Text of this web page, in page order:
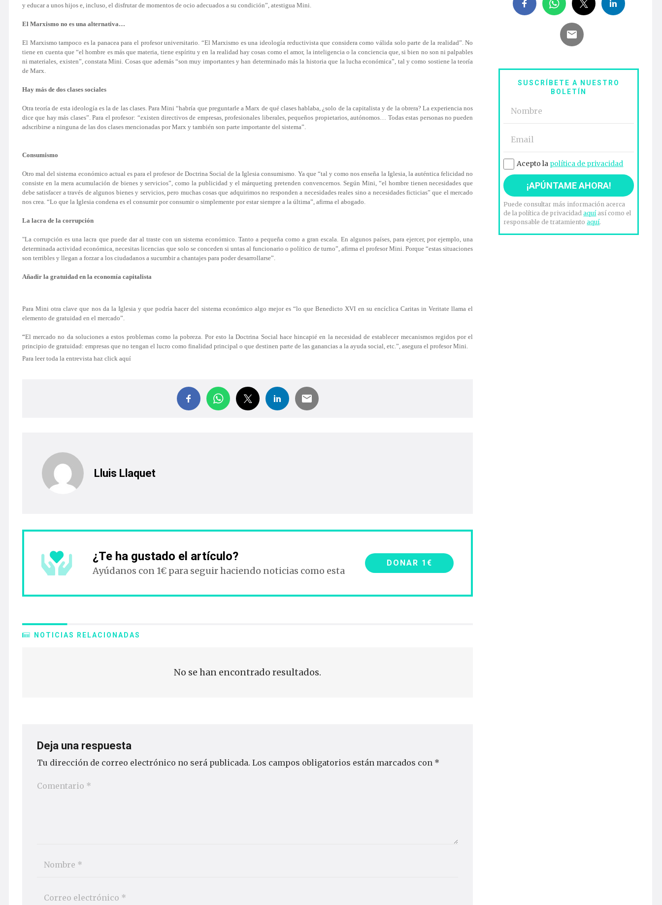
y educar a unos hijos e, incluso, el disfrutar de momentos de ocio adecuados a su condición”, atestigua Mini.
El Marxismo no es una alternativa…
El Marxismo tampoco es la panacea para el profesor universitario. “El Marxismo es unaideología reductivistaque considera como válida solo parte de la realidad”. No
tiene en cuenta que “el hombre es más que materia, tiene espíritu y en la realidad hay cosas como el amor, la inteligencia o la conciencia que, si bien no son ni palpables
ni materiales, existen”, constata Mini. Cosas que además “son muy importantes y han determinado más la historia que la lucha económica”, tal y como sostiene la teoría
de Marx.
Hay más de dos clases sociales
Otra teoría de esta ideología es la de las clases. Para Mini “habría que preguntarle a Marx de qué clases hablaba, ¿solo de la capitalista y de la obrera? La experiencia nos
dice que hay más clases”. Para el profesor: “existen directivos de empresas, profesionales liberales, pequeños propietarios, autónomos… Todas estas personas no pueden
adscribirse a ninguna de las dos clases mencionadas por Marx y también son parte importante del sistema”.
Consumismo
Otro mal del sistema económico actual es para el profesor de Doctrina Social de la Iglesia consumismo. Ya que “tal y como nos enseña la Iglesia, la auténtica felicidad no
consiste en la mera acumulación de bienes y servicios”, como la publicidad y el márqueting pretenden convencernos. Según Mini, “el hombre tienen necesidades que
debe satisfacer a través de algunos bienes y servicios, pero muchas cosas que adquirimos no responden a necesidades reales sino a necesidades ficticias” que el mercado
nos crea. “Lo que la Iglesia condena es el consumir por consumir o simplemente por estar siempre a la última”, afirma el abogado.
La lacra de la corrupción
"La corrupción es una lacra que puede dar al traste con un sistema económico. Tanto a pequeña como a gran escala. En algunos países, para ejercer, por ejemplo, una
determinada actividad económica, necesitas licencias que solo se conceden si untas al funcionario o político de turno”, afirma el profesor Mini. Porque “estas situaciones
son terribles y llegan a forzar a los ciudadanos a sucumbir a chantajes para poder desarrollarse”.
Añadir la gratuidad en la economía capitalista
Para Mini otra clave que nos da la Iglesia y que podría hacer del sistema económico algo mejor es “lo que Benedicto XVI en su encíclica Caritas in Veritate llamael
elemento de gratuidad en el mercado”.
“El mercado no da soluciones a estos problemas como la pobreza. Por esto la Doctrina Social hace hincapié en la necesidad de establecer mecanismos regidos por el
principio de gratuidad: empresas que no tengan el lucro como finalidad principal o que destinen parte de las ganancias a la ayuda social, etc.”, asegura el profesor Mini.
Para leer toda la entrevista haz click aquí
Lluis Llaquet
¿Te ha gustado el artículo?
Ayúdanos con 1€ para seguir haciendo noticias como esta
DONAR 1€
NOTICIAS RELACIONADAS
No se han encontrado resultados.
Deja una respuesta
Tu dirección de correo electrónico no será publicada. Los campos obligatorios están marcados con *
SUSCRÍBETE A NUESTRO
BOLETÍN
Acepto la política de privacidad
Puede consultar más información acerca
de la política de privacidadaquíasí como el
responsable de tratamientoaquí.